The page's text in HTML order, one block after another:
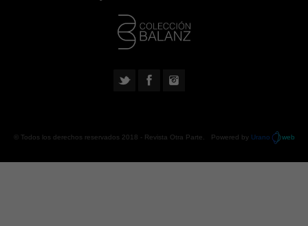
© Todos los derechos reservados 2018 - Revista Otra Parte . Powered by Urano web